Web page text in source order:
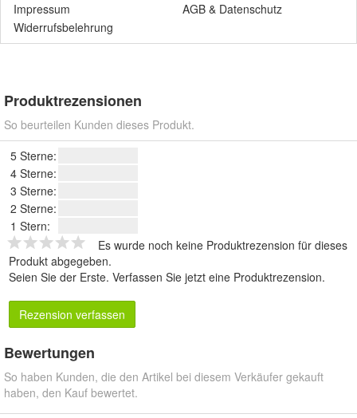
Impressum
AGB & Datenschutz
Widerrufsbelehrung
Produktrezensionen
So beurteilen Kunden dieses Produkt.
5 Sterne:
4 Sterne:
3 Sterne:
2 Sterne:
1 Stern:
Es wurde noch keine Produktrezension für dieses
Produkt abgegeben.
Seien Sie der Erste. Verfassen Sie jetzt eine Produktrezension.
Rezension verfassen
Bewertungen
So haben Kunden, die den Artikel bei diesem Verkäufer gekauft
haben, den Kauf bewertet.